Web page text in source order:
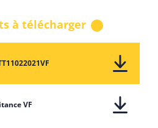
à télécharger
support de
VF Affiche